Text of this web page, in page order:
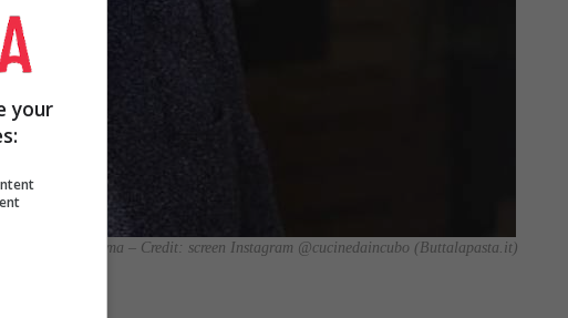
il programma – Credit: screen Instagram @cucinedaincubo (Buttalapasta.it)
your